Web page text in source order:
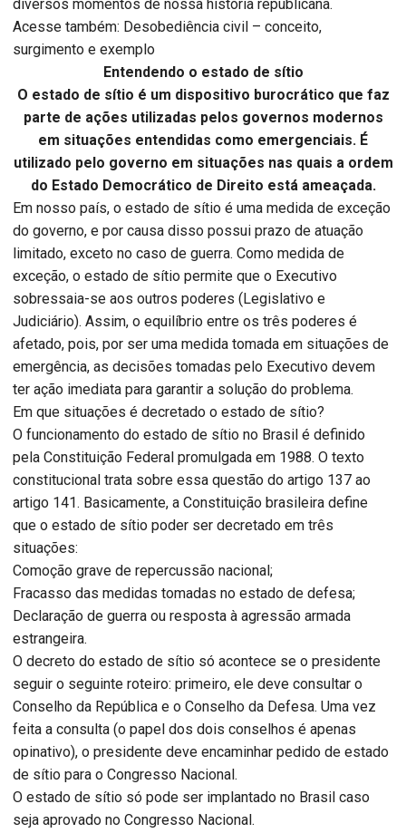
diversos momentos de nossa história republicana.
Acesse também: Desobediência civil – conceito,
surgimento e exemplo
Entendendo o estado de sítio
O estado de sítio é um dispositivo burocrático que faz
parte de ações utilizadas pelos governos modernos
em situações entendidas como emergenciais. É
utilizado pelo governo em situações nas quais a ordem
do Estado Democrático de Direito está ameaçada.
Em nosso país, o estado de sítio é uma medida de exceção
do governo, e por causa disso possui prazo de atuação
limitado, exceto no caso de guerra. Como medida de
exceção, o estado de sítio permite que o Executivo
sobressaia-se aos outros poderes (Legislativo e
Judiciário). Assim, o equilíbrio entre os três poderes é
afetado, pois, por ser uma medida tomada em situações de
emergência, as decisões tomadas pelo Executivo devem
ter ação imediata para garantir a solução do problema.
Em que situações é decretado o estado de sítio?
O funcionamento do estado de sítio no Brasil é definido
pela Constituição Federal promulgada em 1988. O texto
constitucional trata sobre essa questão do artigo 137 ao
artigo 141. Basicamente, a Constituição brasileira define
que o estado de sítio poder ser decretado em três
situações:
Comoção grave de repercussão nacional;
Fracasso das medidas tomadas no estado de defesa;
Declaração de guerra ou resposta à agressão armada
estrangeira.
O decreto do estado de sítio só acontece se o presidente
seguir o seguinte roteiro: primeiro, ele deve consultar o
Conselho da República e o Conselho da Defesa. Uma vez
feita a consulta (o papel dos dois conselhos é apenas
opinativo), o presidente deve encaminhar pedido de estado
de sítio para o Congresso Nacional.
O estado de sítio só pode ser implantado no Brasil caso
seja aprovado no Congresso Nacional.